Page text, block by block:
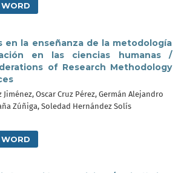
WORD
en la enseñanza de la metodología
en las ciencias humanas /
of Research Methodology
Oscar Cruz Pérez, Germán Alejandro
Zúñiga, Soledad Hernández Solís
WORD